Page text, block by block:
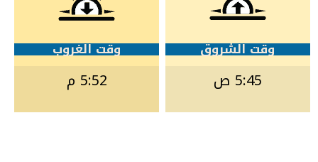
وقت الشروق
5:45 ص
وقت الغروب
5:52 م